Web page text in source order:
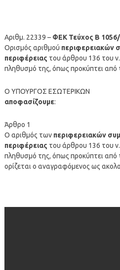
Αριθμ. 22339 – ΦΕΚ Τεύχος Β
Ορισμός αριθμού περιφερειακών
περιφέρειας του άρθρου 136 του
πληθυσμό της, όπως προκύπτει
Ο ΥΠΟΥΡΓΟΣ ΕΣΩΤΕΡΙΚΩΝ
αποφασίζουμε:
Άρθρο 1
Ο αριθμός των περιφερειακών
περιφέρειας του άρθρου 136 του
πληθυσμό της, όπως προκύπτει από
ορίζεται ο αναγραφόμενος ως